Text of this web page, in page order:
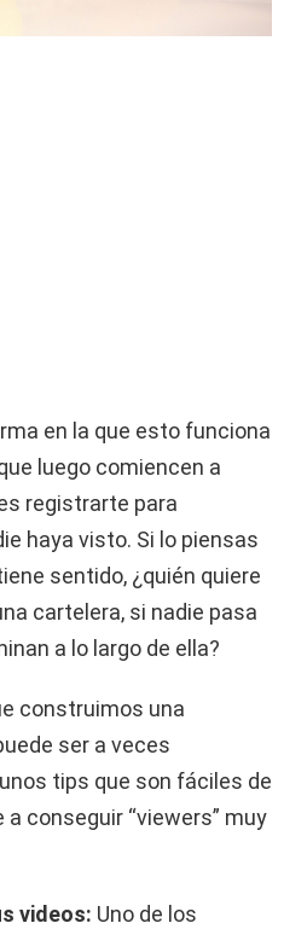
en la que esto funciona
luego comiencen a
registrarte para
haya visto. Si lo piensas
sentido, ¿quién quiere
cartelera, si nadie pasa
a lo largo de ella?
construimos una
ser a veces
tips que son fáciles de
conseguir “viewers” muy
videos: Uno de los